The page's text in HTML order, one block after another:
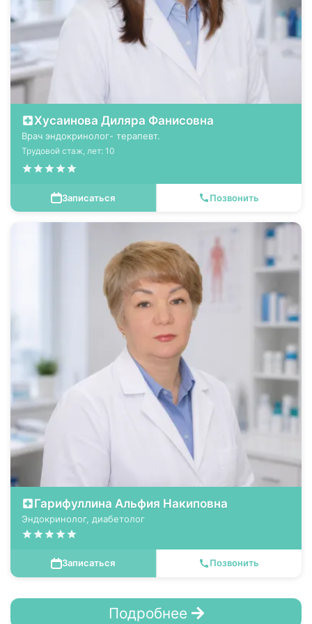
Хусаинова Диляра Фанисовна
Врач эндокринолог- терапевт.
Трудовой стаж, лет: 10
Записаться Позвонить
Гарифуллина Альфия Накиповна
Эндокринолог, диабетолог
Записаться Позвонить
Подробнее